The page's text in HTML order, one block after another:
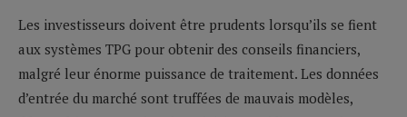
Les investisseurs doivent être prudents lorsqu’ils se fient
aux systèmes TPG pour obtenir des conseils financiers,
malgré leur énorme puissance de traitement. Les données
d’entrée du marché sont truffées de mauvais modèles,